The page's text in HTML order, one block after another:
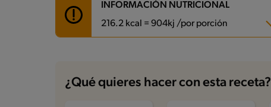
INFORMACIÓN NUTRICIONAL
216.2 kcal = 904kj /por porción
Energía
216.2 kcal
Grasas 7.7 g
¿Qué quieres hacer con esta receta?